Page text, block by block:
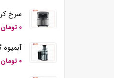
۰ تومان
۰ تومان